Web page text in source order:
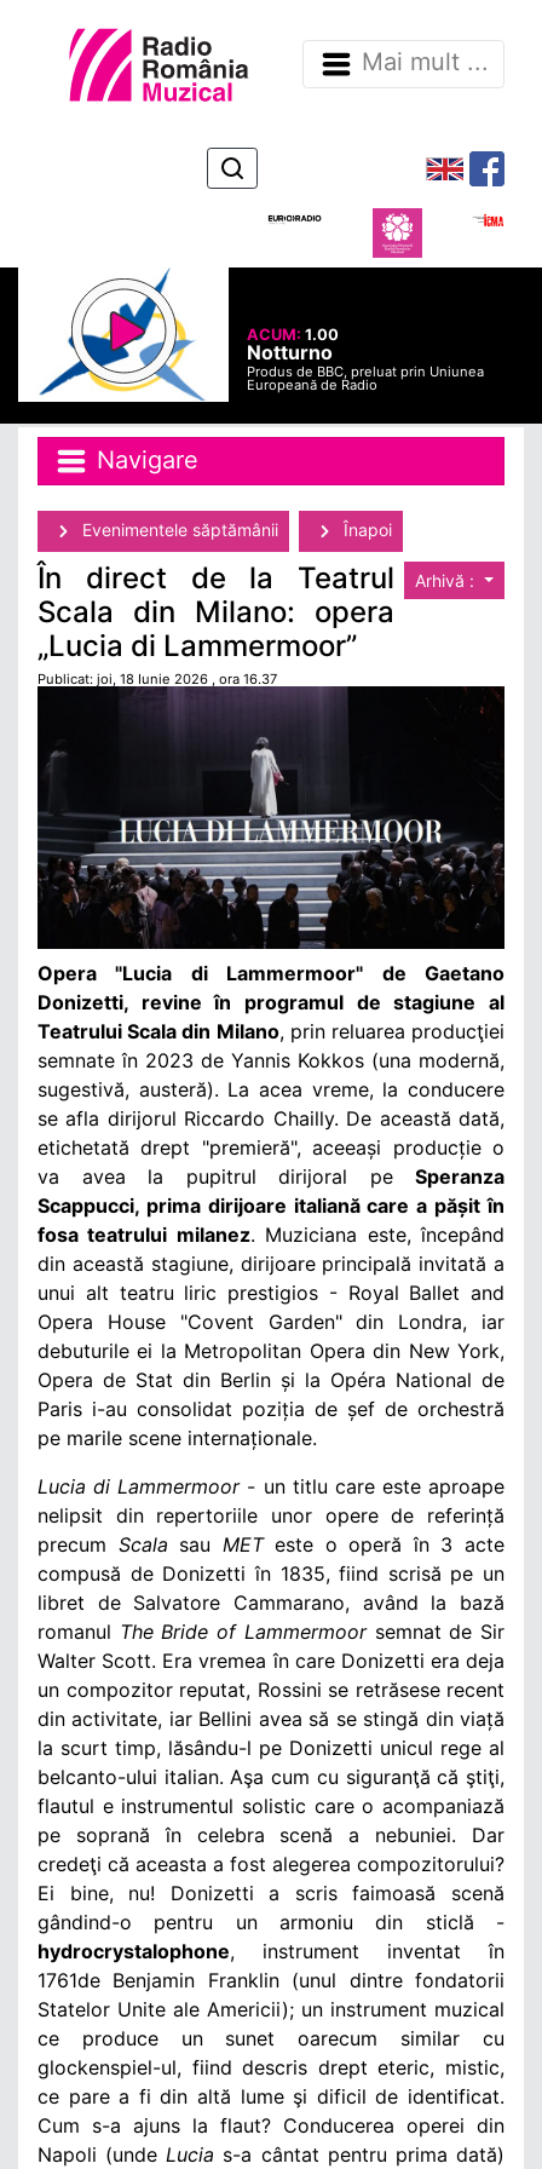
Mai mult ...
ACUM:1.00
Notturno
Produs de BBC, preluat prin Uniunea
Europeană de Radio
Navigare
Evenimentele săptămânii Înapoi
Arhivă :
În direct de la Teatrul
Scala din Milano: opera
„Lucia di Lammermoor”
Publicat: joi, 18 Iunie 2026 , ora 16.37
Opera "Lucia di Lammermoor" de Gaetano
Donizetti, revine în programul de stagiune al
Teatrului Scala din Milano, prin reluarea producţiei
semnate în 2023 de Yannis Kokkos (una modernă,
sugestivă, austeră). La acea vreme, la conducere
se afla dirijorul Riccardo Chailly. De această dată,
etichetată drept "premieră", aceeași producție o
va avea la pupitrul dirijoral pe
Speranza
Scappucci, prima dirijoare italiană care a pășit în
fosa teatrului milanez. Muziciana este, începând
din această stagiune, dirijoare principală invitată a
unui alt teatru liric prestigios - Royal Ballet and
Opera House "Covent Garden" din Londra, iar
debuturile ei la Metropolitan Opera din New York,
Opera de Stat din Berlin și la Opéra National de
Paris i-au consolidat poziția de șef de orchestră
pe marile scene internaționale.
Lucia di Lammermoor - un titlu care este aproape
nelipsit din repertoriile unor opere de referință
precum Scala sau METeste o operă în 3 acte
compusă de Donizetti în 1835, fiind scrisă pe un
libret de Salvatore Cammarano, având la bază
romanul The Bride of Lammermoorsemnat de Sir
Walter Scott. Era vremea în care Donizetti era deja
un compozitor reputat, Rossini se retrăsese recent
din activitate, iar Bellini avea să se stingă din viață
la scurt timp, lăsându-l pe Donizetti unicul rege al
belcanto-ului italian. Aşa cum cu siguranţă că ştiţi,
flautul e instrumentul solistic care o acompaniază
pe soprană în celebra scenă a nebuniei. Dar
credeţi că aceasta a fost alegerea compozitorului?
Ei bine, nu!
Donizetti a scris faimoasă scenă
gândind-o pentru un armoniu din sticlă -
hydrocrystalophone, instrument inventat în
1761de Benjamin Franklin (unul dintre fondatorii
Statelor Unite ale Americii); un instrument muzical
ce produce un sunet oarecum similar cu
glockenspiel-ul, fiind descris drept eteric, mistic,
ce pare a fi din altă lume şi dificil de identificat.
Cum s-a ajuns la flaut? Conducerea operei din
Napoli (unde Lucia s-a cântat pentru prima dată)